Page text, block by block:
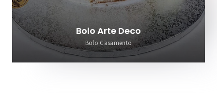
Bolo Arte Deco
Bolo Casamento